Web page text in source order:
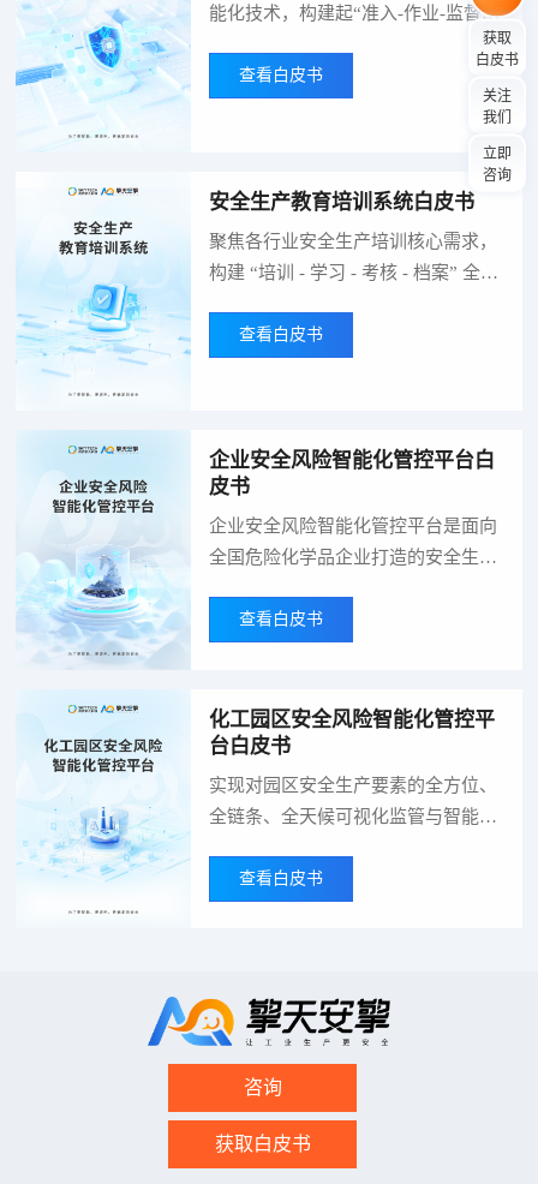
管理提供核心数据支撑。
能化技术，构建起“准入-作业-监督-
考核”全流程闭环管理体系，助力企
业实现对承包商安全管理的精细化、
规范化与可视化，从源头降低安全风
查看白皮书
安全生产教育培训系统白皮书
聚焦各行业安全生产培训核心需求，
构建 “培训 - 学习 - 考核 - 档案” 全流
在线学习、AI大模型辅助出题阅卷、
查看白皮书
企业安全风险智能化管控平台白
皮书
企业安全风险智能化管控平台是面向
全国危险化学品企业打造的安全生产
数据、云计算、人工智能、5G 等新
行业特点，破解传统安全管控 “看不
住、管不全、管不好” 的痛点问题。
查看白皮书
化工园区安全风险智能化管控平
台白皮书
实现对园区安全生产要素的全方位、
全链条、全天候可视化监管与智能分
工巡检、事后处置、被动响应”模
查看白皮书
咨询
获取白皮书
获取
白皮书
关注
我们
立即
咨询